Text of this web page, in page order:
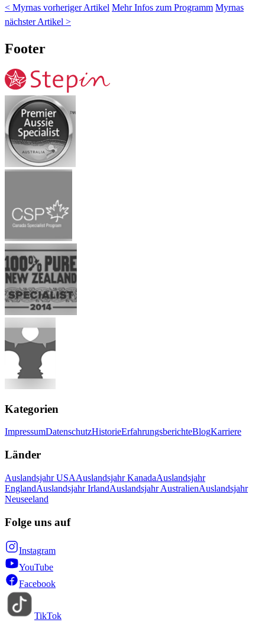
< Myrnas vorheriger Artikel Mehr Infos zum Programm Myrnas
nächster Artikel >
Footer
Kategorien
ImpressumDatenschutzHistorieErfahrungsberichteBlogKarriere
Länder
Auslandsjahr USAAuslandsjahr KanadaAuslandsjahr
EnglandAuslandsjahr IrlandAuslandsjahr AustralienAuslandsjahr
Neuseeland
Folge uns auf
Instagram
YouTube
Facebook
TikTok